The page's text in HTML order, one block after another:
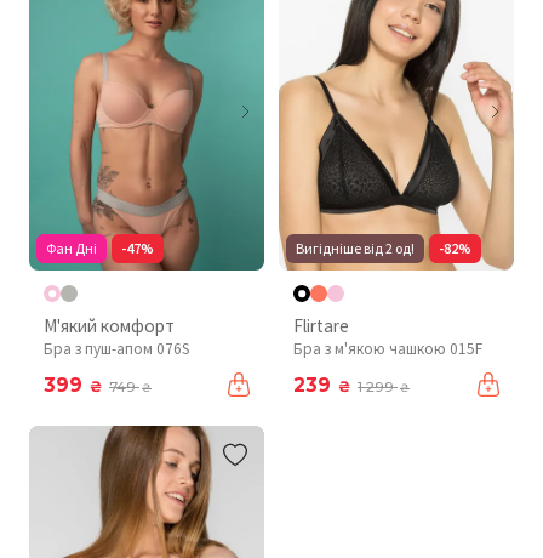
Фан Дні -47%
М'який комфорт
Бра з пуш-апом 076S
399 ₴ 749₴
Вигідніше від 2 од! -82%
Flirtare
Бра з м'якою чашкою 015F
239 ₴ 1 299₴